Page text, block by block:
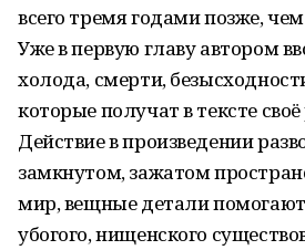
всего тремя годами позже,
Уже в первую главу автором
холода, смерти,
которые получат в тексте своё
Действие в произведении
замкнутом, зажатом
мир, вещные детали помогают
убогого, нищенского